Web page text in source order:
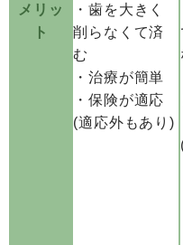
メリッ
ト
・歯を大きく
削らなくて済
む
・治療が簡単
・保険が適応
(適応外もあり)